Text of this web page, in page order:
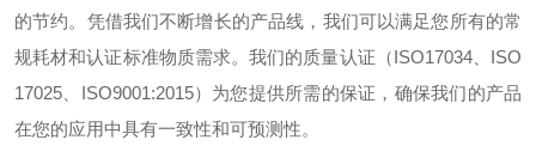
的节约。凭借我们不断增长的产品线，我们可以满足您所有的常
规耗材和认证标准物质需求。我们的质量认证（ISO17034、 ISO
17025
ISO9001:2015）为您提供所需的保证，确保我们的产品
在您的应用中具有一致性和可预测性。